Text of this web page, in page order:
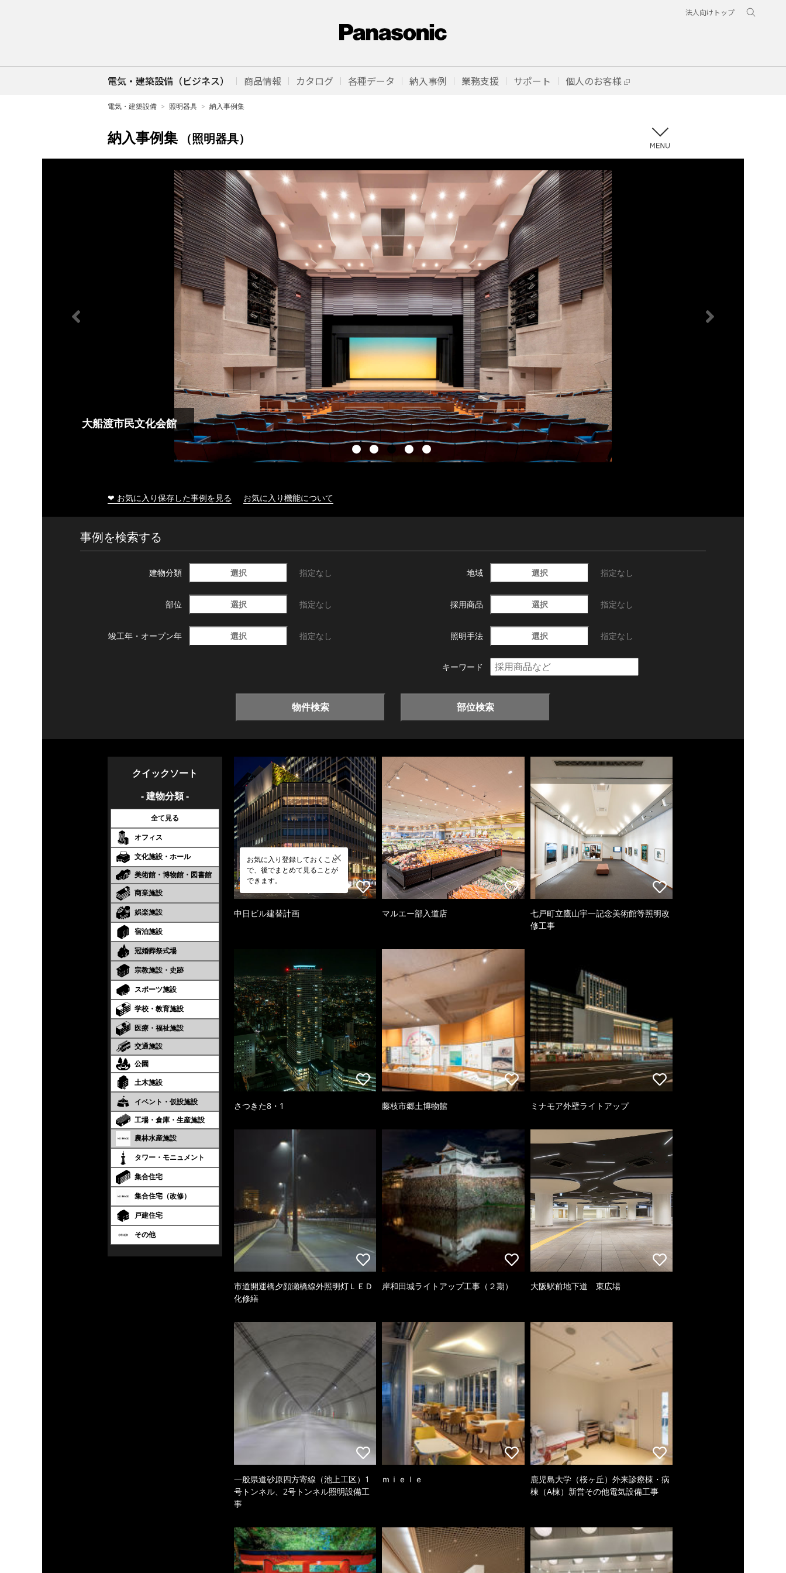
法人向けトップ
電気・建築設備（ビジネス） 商品情報 カタログ 各種データ 納入事例 業務支援 サポート 個人のお客様
電気・建築設備 照明器具 納入事例集
納入事例集 （照明器具）
大船渡市民文化会館
❤ お気に入り保存した事例を見る お気に入り機能について
事例を検索する
建物分類 選択 指定なし 地域 選択 指定なし
部位 選択 指定なし 採用商品 選択 指定なし
竣工年・ オープン年 選択 指定なし 照明手法 選択 指定なし
キーワード
物件検索 部位検索
クイックソート
- 建物分類 -
全て見る
オフィス
文化施設・ホール
美術館・博物館・図書館
商業施設
娯楽施設
宿泊施設
冠婚葬祭式場
宗教施設・史跡
スポーツ施設
学校・教育施設
医療・福祉施設
交通施設
公園
土木施設
イベント・仮設施設
工場・倉庫・生産施設
農林水産施設
タワー・モニュメント
集合住宅
集合住宅（改修）
戸建住宅
その他
お気に入り登録しておくこと
で、後でまとめて見ることが
できます。
中日ビル建替計画 マルエー部入道店
七戸町立鷹山宇一記念美術館等照明改
修工事
さつきた8・1 藤枝市郷土博物館 ミナモア外壁ライトアップ
市道開運橋夕顔瀬橋線外照明灯ＬＥＤ
化修繕
岸和田城ライトアップ工事（２期） 大阪駅前地下道 東広場
一般県道砂原四方寄線（池上工区）1
号トンネル、2号トンネル照明設備工
事
ｍｉｅｌｅ
鹿児島大学（桜ヶ丘）外来診療棟・病
棟（A棟）新営その他電気設備工事